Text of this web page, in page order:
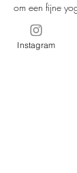
om een fijne
De les zal
ervaring is dus
Mocht jij je
Instagram